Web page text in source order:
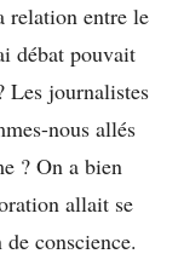
relation entre le
débat pouvait
journalistes
nous allés
? On a bien
allait se
conscience.